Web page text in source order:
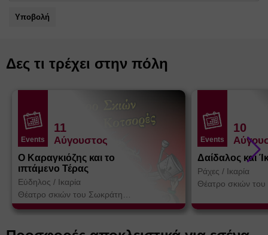
Υποβολή
Δες τι τρέχει στην πόλη
Events
11
Αύγουστος
Ο Καραγκιόζης και το
ιπτάμενο Τέρας
Εύδηλος / Ικαρία
Θέατρο σκιών του Σωκράτη
Κοτσορέ
Events
10
Δαίδαλος και
Ράχες / Ικαρία
Θέατρο σκιών